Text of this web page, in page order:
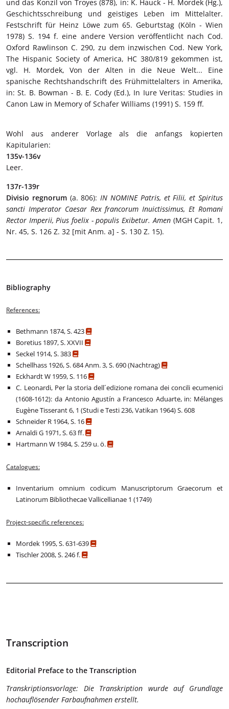
und das Konzil von Troyes (878), in: K. Hauck - H. Mordek (Hg.),
Geschichtsschreibung und geistiges Leben im Mittelalter.
Festschrift für Heinz Löwe zum 65. Geburtstag (Köln - Wien
1978) S. 194 f. eine andere Version veröffentlicht nach Cod.
Oxford Rawlinson C. 290, zu dem inzwischen Cod. New York,
The Hispanic Society of America, HC 380/819 gekommen ist,
vgl. H. Mordek, Von der Alten in die Neue Welt... Eine
spanische Rechtshandschrift des Frühmittelalters in Amerika,
in: St. B. Bowman - B. E. Cody (Ed.), In Iure Veritas: Studies in
Canon Law in Memory of Schafer Williams (1991) S. 159 ff.
Wohl aus anderer Vorlage als die anfangs kopierten
Kapitularien:
135v-136v
Leer.
137r-139r
Divisio regnorum(a. 806):IN NOMINE Patris, et Filii, et Spiritus
sancti Imperator Caesar Rex francorum Inuictissimus, Et Romani
Rector Imperii, Pius foelix - populis Exibetur. Amen(MGH Capit. 1,
Nr. 45, S. 126 Z. 32 [mit Anm. a] - S. 130 Z. 15).
Bibliography
References:
Bethmann 1874, S. 423
Boretius 1897, S. XXVII
Seckel 1914, S. 383
Schellhass 1926, S. 684 Anm. 3, S. 690 (Nachtrag)
Eckhardt W 1959, S. 116
C. Leonardi, Per la storia dell´edizione romana dei concili ecumenici
(1608-1612): da Antonio Agustín a Francesco Aduarte, in: Mélanges
Eugène Tisserant 6, 1 (Studi e Testi 236, Vatikan 1964) S. 608
Schneider R 1964, S. 16
Arnaldi G 1971, S. 63 ff.
Hartmann W 1984, S. 259 u. ö.
Catalogues:
Inventarium omnium codicum Manuscriptorum Graecorum et
Latinorum Bibliothecae Vallicellianae 1 (1749)
Project-specific references:
Mordek 1995, S. 631-639
Tischler 2008, S. 246 f.
Transcription
Editorial Preface to the Transcription
Transkriptionsvorlage: Die Transkription wurde auf Grundlage
hochauflösender Farbaufnahmen erstellt.